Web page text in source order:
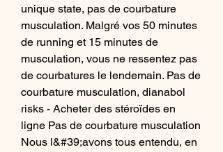
unique state, pas de courbature
musculation. Malgré vos 50 minutes
de running et 15 minutes de
musculation, vous ne ressentez pas
de courbatures le lendemain. Pas de
courbature musculation, dianabol
risks - Acheter des stéroïdes en
ligne Pas de courbature musculation
Nous l&#39;avons tous entendu, en